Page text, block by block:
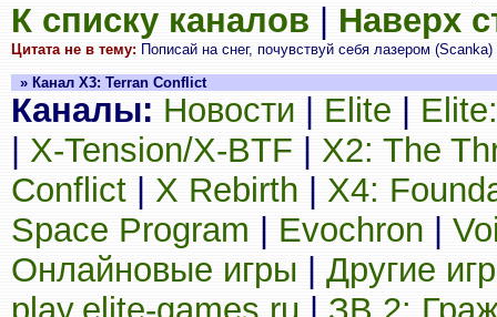
К списку каналов Наверх
Цитата не в тему: Пописай на снег, почувствуй себя лазером (Scanka)
» Канал X3: Terran Conflict
Каналы: Новости Elite
X-Tension/X-BTF
X2: The
Conflict
X Rebirth
X4:
Space Program
Evochron
Онлайновые игры
Другие